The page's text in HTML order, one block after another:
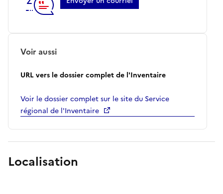
Voir aussi
URL vers le dossier complet de l'Inventaire
Voir le dossier complet sur le site du Service
régional de l'Inventaire
Localisation